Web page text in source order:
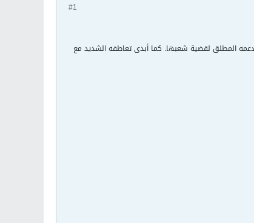
#1
دعمه المطلق لقضية شعبها. كما أبدى تعاطفه الشديد مع